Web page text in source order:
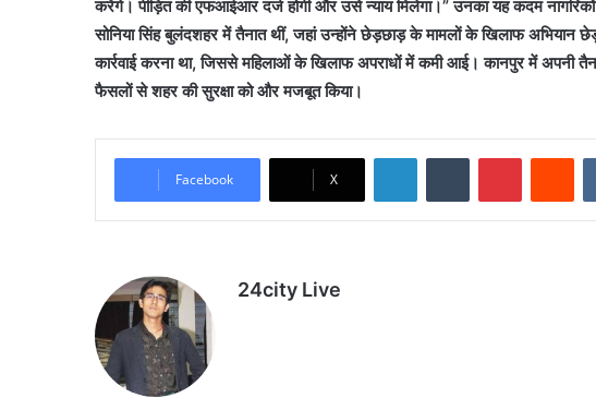
करेंगे। पीड़ित की एफआईआर दर्ज होगी और उसे न्याय मिलेगा।” उनका यह कदम
सोनिया सिंह बुलंदशहर में तैनात थीं, जहां उन्होंने छेड़छाड़ के मामलों के खिलाफ
कार्रवाई करना था, जिससे महिलाओं के खिलाफ अपराधों में कमी आई। कानपुर में अपनी
फैसलों से शहर की सुरक्षा को और मजबूत किया।
Facebook X
LinkedInTumblr Pinterest
24city Live